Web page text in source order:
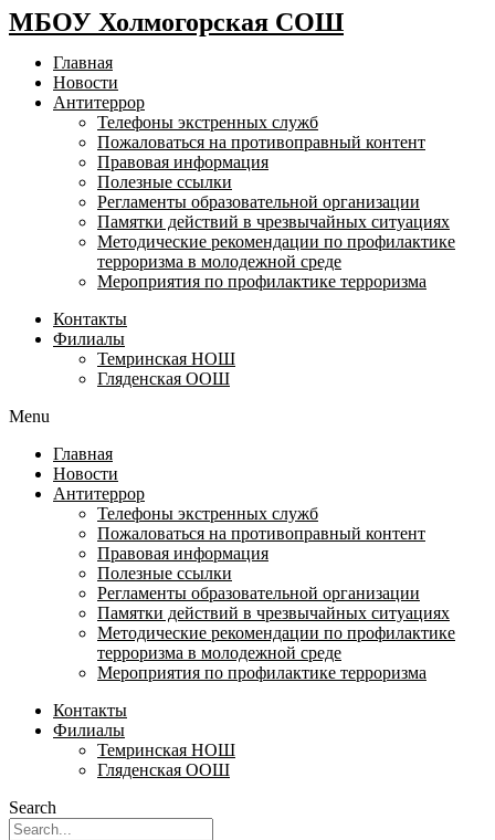
МБОУ Холмогорская СОШ
Главная
Новости
Антитеррор
Телефоны экстренных служб
Пожаловаться на противоправный контент
Правовая информация
Полезные ссылки
Регламенты образовательной организации
Памятки действий в чрезвычайных ситуациях
Методические рекомендации по профилактике
терроризма в молодежной среде
Мероприятия по профилактике терроризма
Контакты
Филиалы
Темринская НОШ
Гляденская ООШ
Menu
Главная
Новости
Антитеррор
Телефоны экстренных служб
Пожаловаться на противоправный контент
Правовая информация
Полезные ссылки
Регламенты образовательной организации
Памятки действий в чрезвычайных ситуациях
Методические рекомендации по профилактике
терроризма в молодежной среде
Мероприятия по профилактике терроризма
Контакты
Филиалы
Темринская НОШ
Гляденская ООШ
Search